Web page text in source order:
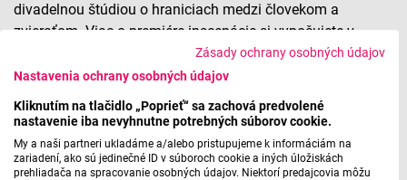
Zásady ochrany osobných údajov
Nastavenia ochrany osobných údajov
Kliknutím na tlačidlo „Poprieť“ sa zachová predvolené
nastavenie iba nevyhnutne potrebných súborov cookie.
My a naši partneri ukladáme a/alebo pristupujeme k informáciám na
zariadení, ako sú jedinečné ID v súboroch cookie a iných úložiskách
prehliadača na spracovanie osobných údajov. Niektorí predajcovia môžu
divadelnou štúdiou o hraniciach medzi človekom a
zvieraťom.Viac o premiére inscenácie si vypočujete v
Rozhovory k premiére hry Pop animal divadla Slzy
Janka Borodáča